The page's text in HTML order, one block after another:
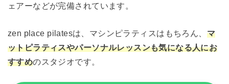
ェアーなどが完備されています。
zen place pilatesは、マシンピラティスはもちろん、 マ
ットピラティスやパーソナルレッスンも気になる人にお
すすめのスタジオです。